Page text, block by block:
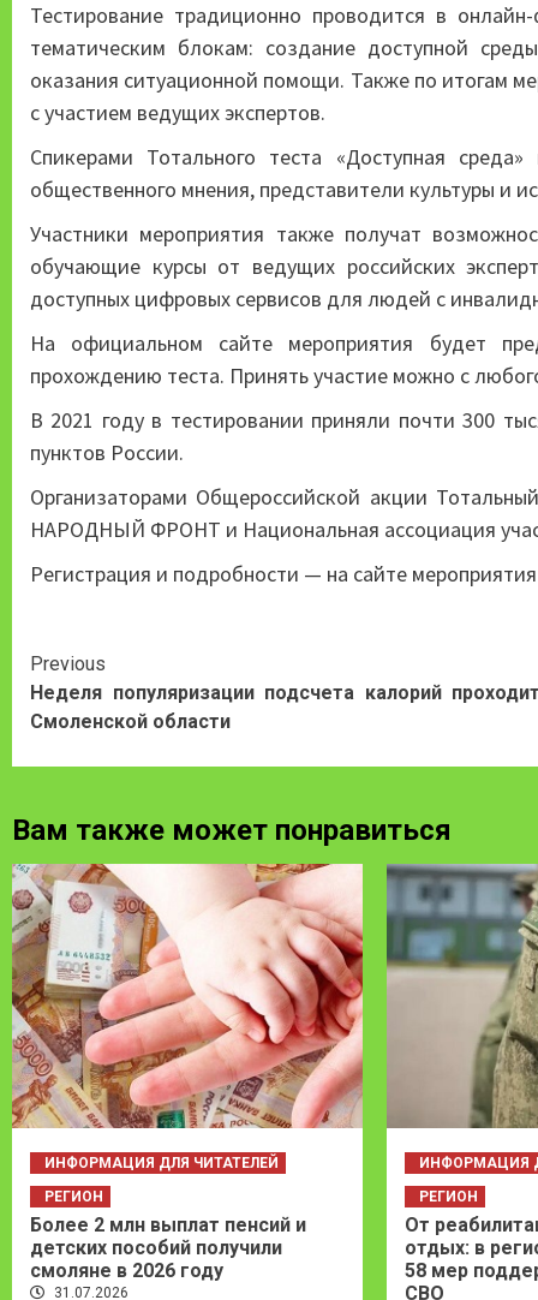
Тестирование традиционно проводится в
тематическим блокам: создание доступной
оказания ситуационной помощи. Также по итогам
с участием ведущих экспертов.
Спикерами Тотального теста «Доступная
общественного мнения, представители культуры и
Участники мероприятия также получат
обучающие курсы от ведущих российских
доступных цифровых сервисов для людей с
На официальном сайте мероприятия будет
прохождению теста. Принять участие можно с
В 2021 году в тестировании приняли почти 300
пунктов России.
Организаторами Общероссийской акции
НАРОДНЫЙ ФРОНТ и Национальная ассоциация
Регистрация и подробности — на сайте мероприятия
Continue
Reading
Previous
Неделя популяризации подсчета калорий
Смоленской области
Вам также может понравиться
ИНФОРМАЦИЯ ДЛЯ ЧИТАТЕЛЕЙ
РЕГИОН
Более 2 млн выплат пенсий и
детских пособий получили
смоляне в 2026 году
31.07.2026
ИНФОРМАЦИЯ
РЕГИОН
От
отдых: в
58 мер
СВО